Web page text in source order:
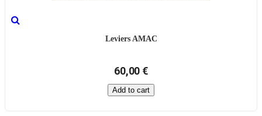
Leviers AMAC
60,00 €
Add to cart